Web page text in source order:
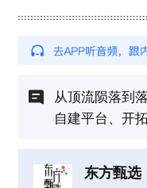
从顶流陨落到
自建平台、开
东方甄选